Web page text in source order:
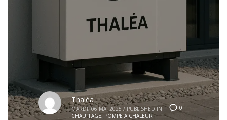
0
Thaléa
MARDI, 06 MAI 2025 / PUBLISHED IN
CHAUFFAGE, POMPE A CHALEUR